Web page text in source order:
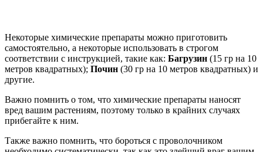
Некоторые химические препараты можно приготовить
самостоятельно, а некоторые использовать в строгом
соответствии с инструкцией, такие как: Багрузин (15 гр на 10
метров квадратных); Почин (30 гр на 10 метров квадратных) и
другие.
Важно помнить о том, что химические препараты наносят
вред вашим растениям, поэтому только в крайних случаях
прибегайте к ним.
Также важно помнить, что бороться с проволочником